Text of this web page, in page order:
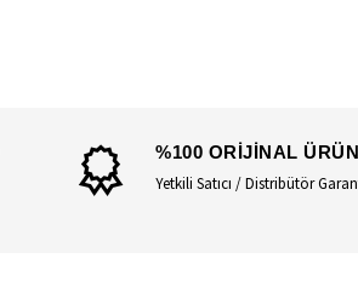
%100 ORİJİNAL ÜRÜN
Yetkili Satıcı / Distribütör